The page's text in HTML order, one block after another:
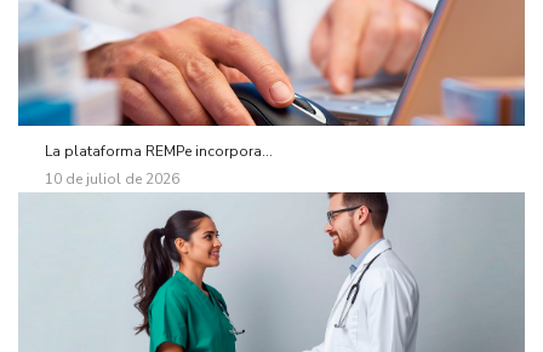
La plataforma REMPe incorpora...
10 de juliol de 2026